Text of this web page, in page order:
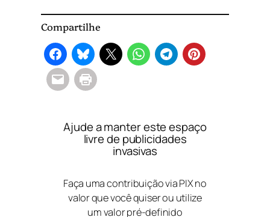
Compartilhe
Ajude a manter este espaço
livre de publicidades
invasivas
Faça uma contribuição via PIX no
valor que você quiser ou utilize
um valor pré-definido